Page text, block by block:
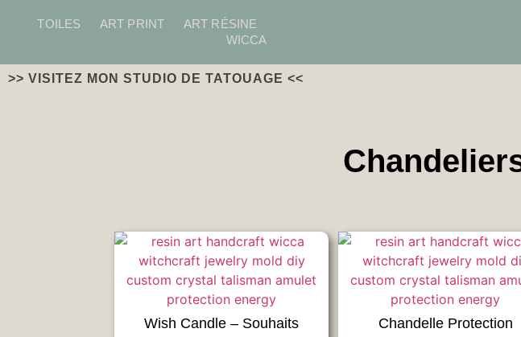
TOILES ART PRINT
ART RÉSINE
WICCA
>> VISITEZ MON STUDIO DE TATOUAGE <<
Wish Candle – Souhaits
Chandelle Protection